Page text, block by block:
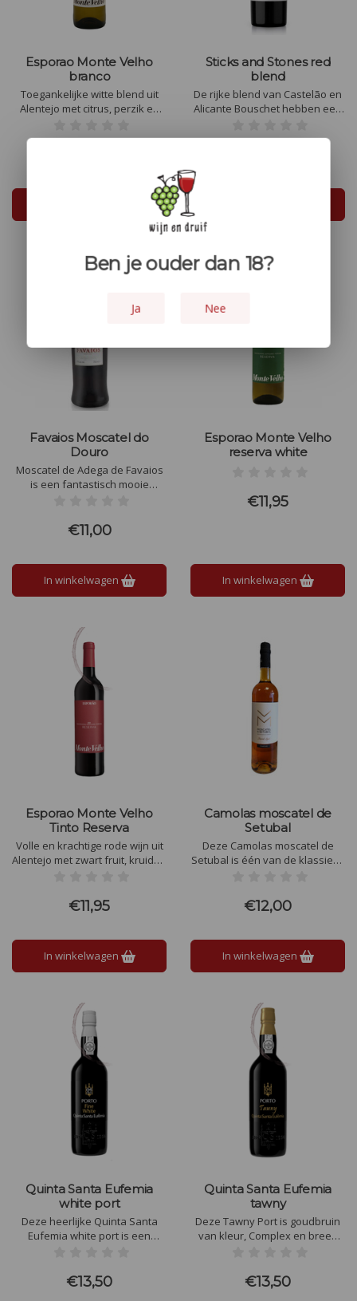
Esporao Monte Velho
branco
Toegankelijke witte blend uit
Alentejo met citrus, perzik en
veelzijdig. Perfect bij lichte
Sticks and Stones red
blend
De rijke blend van Castelão en
Alicante Bouschet hebben een
donkere kleur, zachte
Favaios Moscatel do
Douro
Moscatel de Adega de Favaios
is een fantastisch mooie
€11,00
In winkelwagen
Esporao Monte Velho
reserva white
€11,95
In winkelwagen
Esporao Monte Velho
Tinto Reserva
Volle en krachtige rode wijn uit
Alentejo met zwart fruit, kruiden
of kaas.
€11,95
In winkelwagen
Camolas moscatel de
Setubal
Deze Camolas moscatel de
Setubal is één van de klassieke
versterkte wijn. De gisting wordt
dus onderbroken door het
€12,00
In winkelwagen
Quinta Santa Eufemia
white port
Deze heerlijke Quinta Santa
Eufemia white port is een
citrusfruit, lychee en groene
asperges in de neus.
€13,50
Quinta Santa Eufemia
tawny
Deze Tawny Port is goudbruin
van kleur, Complex en breed
en pruimen. Deze Port
verkopen wij ook onder het
€13,50
Ben je ouder dan 18?
Ja Nee